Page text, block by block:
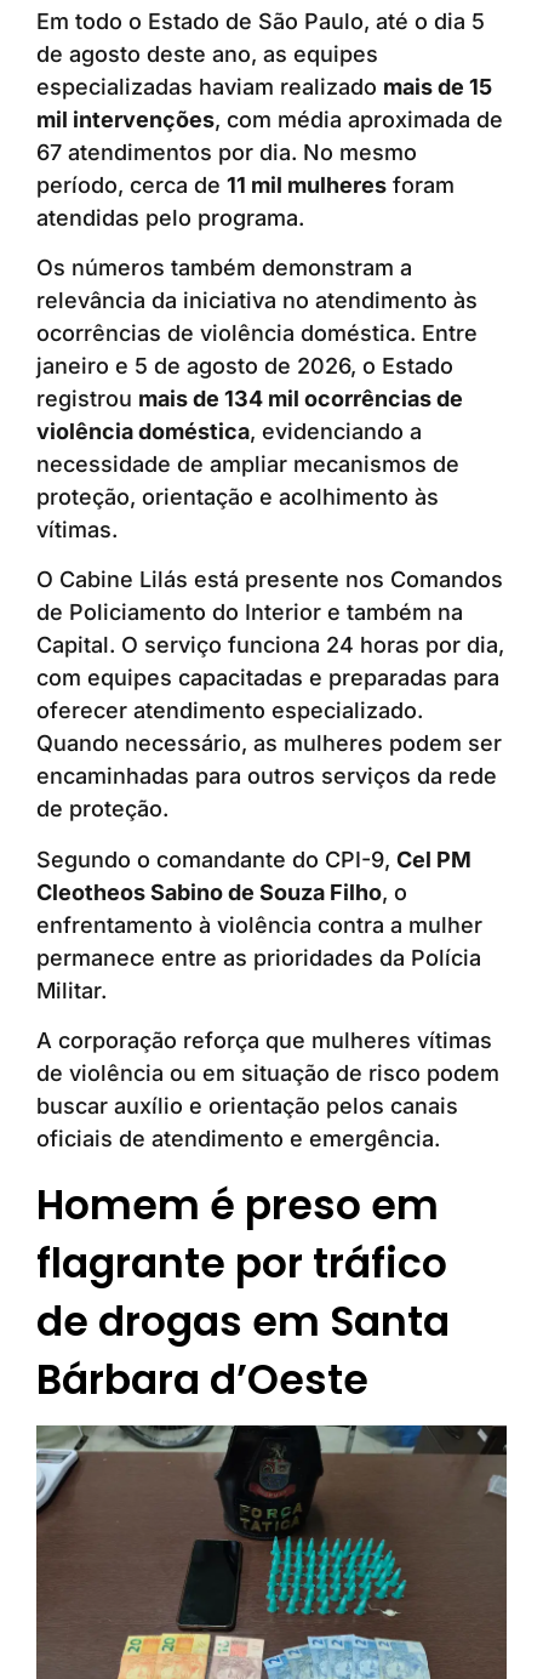
Em todo o Estado de São Paulo, até o dia 5
de agosto deste ano, as equipes
especializadas haviam realizado mais de 15
mil intervenções, com média aproximada de
67 atendimentos por dia. No mesmo
período, cerca de 11 mil mulheres foram
atendidas pelo programa.
Os números também demonstram a
relevância da iniciativa no atendimento às
ocorrências de violência doméstica. Entre
janeiro e 5 de agosto de 2026, o Estado
registrou mais de 134 mil ocorrências de
violência doméstica, evidenciando a
necessidade de ampliar mecanismos de
proteção, orientação e acolhimento às
vítimas.
O Cabine Lilás está presente nos Comandos
de Policiamento do Interior e também na
Capital. O serviço funciona 24 horas por dia,
com equipes capacitadas e preparadas para
oferecer atendimento especializado.
Quando necessário, as mulheres podem ser
encaminhadas para outros serviços da rede
de proteção.
Segundo o comandante do CPI-9, Cel PM
Cleotheos Sabino de Souza Filho, o
enfrentamento à violência contra a mulher
permanece entre as prioridades da Polícia
Militar.
A corporação reforça que mulheres vítimas
de violência ou em situação de risco podem
buscar auxílio e orientação pelos canais
oficiais de atendimento e emergência.
Homem é preso em
flagrante por tráfico
de drogas em Santa
Bárbara d’Oeste